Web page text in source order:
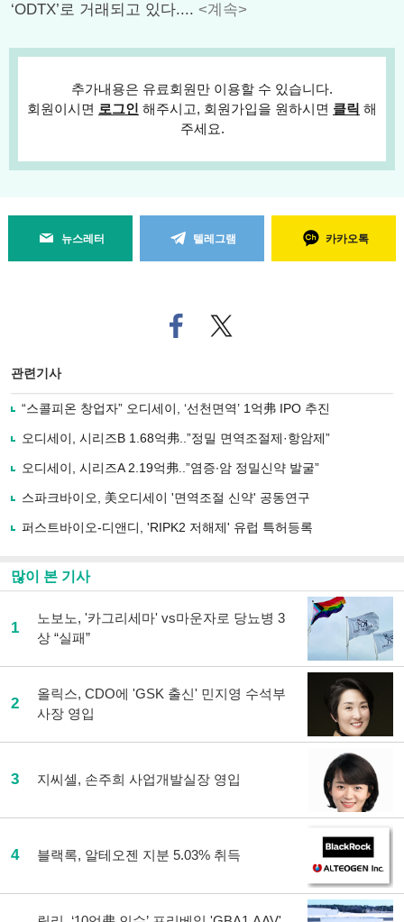
‘ODTX’로 거래되고 있다.... <계속>
추가내용은 유료회원만 이용할 수 있습니다.
회원이시면 로그인 해주시고, 회원가입을 원하시면 클릭 해
주세요.
뉴스레터 텔레그램 카카오톡
페
이
로
기
사
유
기
트위
터로
관련기사
“스콜피온 창업자” 오디세이, ‘선천면역’ 1억弗 IPO 추진
오디세이, 시리즈B 1.68억弗..”정밀 면역조절제·항암제”
오디세이, 시리즈A 2.19억弗..”염증∙암 정밀신약 발굴”
스파크바이오, 美오디세이 '면역조절 신약' 공동연구
퍼스트바이오-디앤디, 'RIPK2 저해제' 유럽 특허등록
많이 본 기사
1
노보노, '카그리세마' vs마운자로 당뇨병 3
상 “실패”
2
올릭스, CDO에 'GSK 출신' 민지영 수석부
사장 영입
3 지씨셀, 손주희 사업개발실장 영입
4 블랙록, 알테오젠 지분 5.03% 취득